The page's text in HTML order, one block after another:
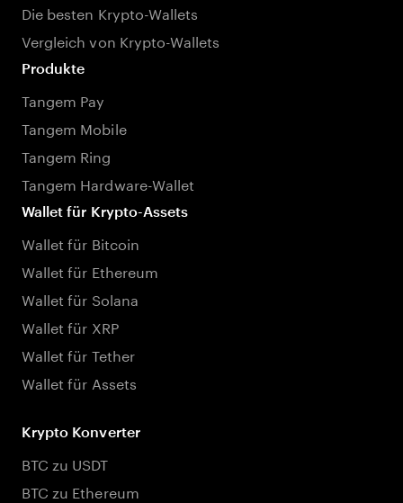
Die besten Krypto-Wallets
Vergleich von Krypto-Wallets
Produkte
Tangem Pay
Tangem Mobile
Tangem Ring
Tangem Hardware-Wallet
Wallet für Krypto-Assets
Wallet für Bitcoin
Wallet für Ethereum
Wallet für Solana
Wallet für XRP
Wallet für Tether
Wallet für Assets
Krypto Konverter
BTC zu USDT
BTC zu Ethereum